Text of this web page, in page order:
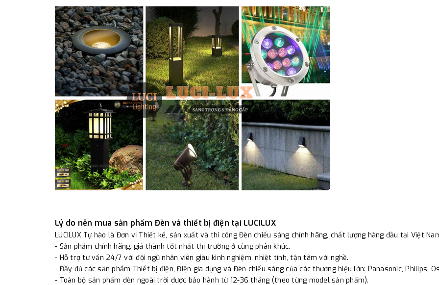
Lý do nên mua sản phẩm Đèn và thiết bị điện tại LUCILUX
LUCILUX Tự hào là Đơn vị Thiết kế, sản xuất và thi công Đèn chiếu sáng chính hãng, chất lượng hàng đầu tại Việt
- Sản phẩm chính hãng, giá thành tốt nhất thị trường ở cùng phân khúc.
- Hỗ trợ tư vấn 24/7 với đội ngũ nhân viên giàu kinh nghiệm, nhiệt tình, tận tâm với nghề.
- Đầy đủ các sản phẩm Thiết bị điện, Điện gia dụng và Đèn chiếu sáng của các thương hiệu lớn: Panasonic, Philips,
- Toàn bộ sản phẩm đèn ngoài trời được bảo hành từ 12-36 tháng (theo từng model sản phẩm).